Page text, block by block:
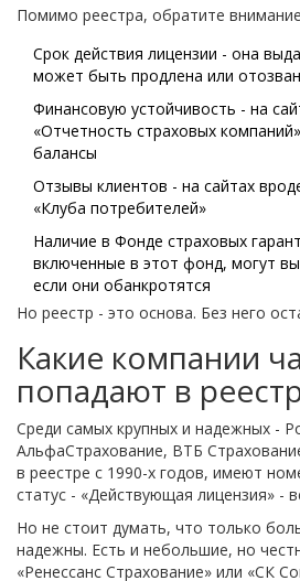
Помимо реестра, обратите
Срок действия лицензии - она
может быть продлена или
Финансовую устойчивость - на
«Отчетность страховых
балансы
Отзывы клиентов - на сайтах
«Клуба потребителей»
Наличие в Фонде страховых
включенные в этот фонд, могут
если они обанкротятся
Но реестр - это основа. Без него
Какие компании
попадают в
Среди самых крупных и надежных -
АльфаСтрахование, ВТБ
в реестре с 1990-х годов, имеют
статус - «Действующая лицензия» -
Но не стоит думать, что только
надежны. Есть и небольшие, но
«Ренессанс Страхование» или «СК